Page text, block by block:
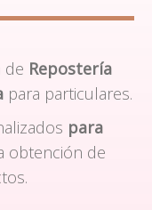
de Repostería
para particulares.
para
obtención de